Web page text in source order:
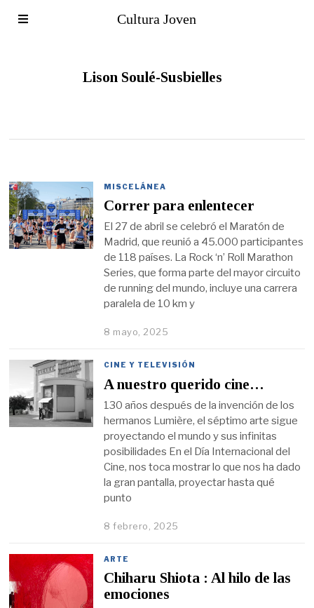
Cultura Joven
Lison Soulé-Susbielles
MISCELÁNEA
Correr para enlentecer
El 27 de abril se celebró el Maratón de
Madrid, que reunió a 45.000 participantes
de 118 países. La Rock ‘n’ Roll Marathon
Series, que forma parte del mayor circuito
de running del mundo, incluye una carrera
paralela de 10 km y
8 mayo, 2025
CINE Y TELEVISIÓN
A nuestro querido cine…
130 años después de la invención de los
hermanos Lumière, el séptimo arte sigue
proyectando el mundo y sus infinitas
posibilidades En el Día Internacional del
Cine, nos toca mostrar lo que nos ha dado
la gran pantalla, proyectar hasta qué
punto
8 febrero, 2025
ARTE
Chiharu Shiota : Al hilo de las
emociones